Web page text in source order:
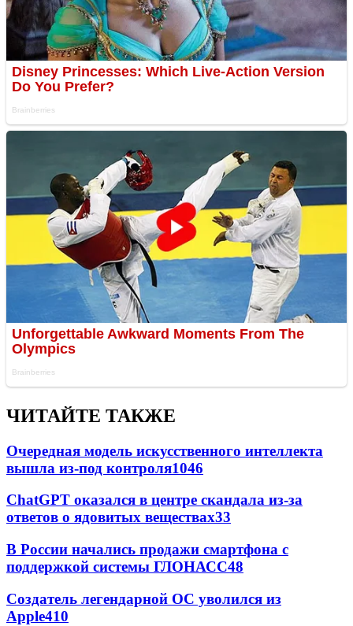
ЧИТАЙТЕ ТАКЖЕ
Очередная модель искусственного интеллекта
вышла из-под контроля1046
ChatGPT оказался в центре скандала из-за
ответов о ядовитых веществах33
В России начались продажи смартфона с
поддержкой системы ГЛОНАСС48
Создатель легендарной ОС уволился из
Apple410